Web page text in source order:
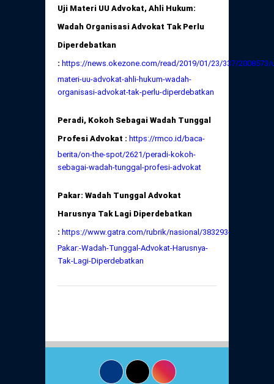
Uji Materi UU Advokat, Ahli Hukum:
Wadah Organisasi Advokat Tak Perlu
Diperdebatkan
: https://news.okezone.com/read/2019/01/23/337/2008573/
materi-uu-advokat-ahli-hukum-wadah-
organisasi-advokat-tak-perlu-diperdebatkan
Peradi, Kokoh Sebagai Wadah Tunggal
Profesi Advokat : https://rmco.id/baca-
berita/on-the-spot/2621/peradi-kokoh-
sebagai-wadah-tunggal-profesi-advokat
Pakar: Wadah Tunggal Advokat
Harusnya Tak Lagi Diperdebatkan
: https://www.gatra.com/rubrik/nasional/383293-
Pakar:-Wadah-Tunggal-Advokat-Harusnya-
Tak-Lagi-Diperdebatkan